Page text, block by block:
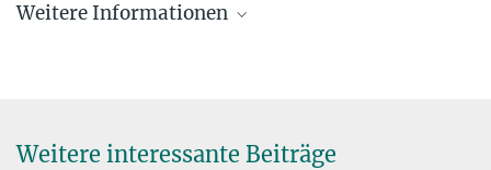
Presse- und Öffentlichkeitsarbeit
Weitere Informationen
Weitere interessante Beiträge